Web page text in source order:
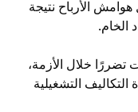
هوامش الأرباح نتيجة
الخام.
خلال الأزمة،
التشغيلية